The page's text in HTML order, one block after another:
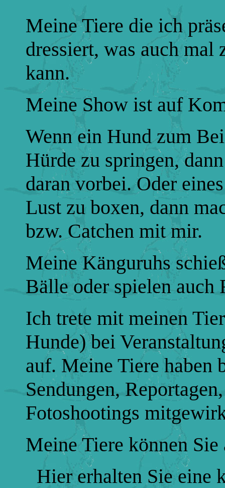
Meine Tiere die ich
dressiert, was auch
kann.
Meine Show ist auf
Wenn ein Hund zum
Hürde zu springen,
daran vorbei. Oder
Lust zu boxen, dann
bzw. Catchen mit mir.
Meine Känguruhs
Bälle oder spielen auch
Ich trete mit meinen
Hunde) bei
auf. Meine Tiere haben
Sendungen,
Fotoshootings
Meine Tiere können
Hier erhalten Sie eine